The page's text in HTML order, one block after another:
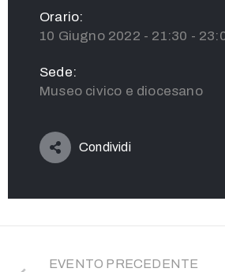
Orario:
10 Giugno 2022 - 21:30 -
Sede:
Museo civico e diocesano
Condividi
EVENTO PRECEDENTE